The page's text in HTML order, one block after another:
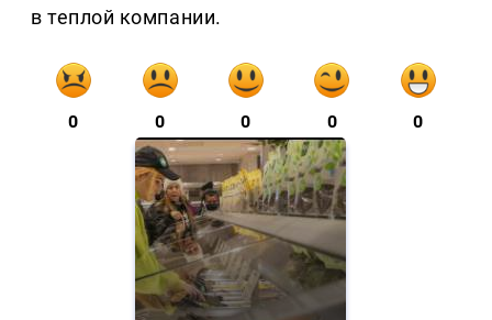
в теплой компании.
0 0 0 0 0